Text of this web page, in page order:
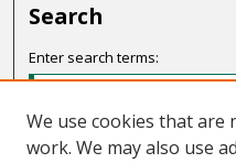
Search
Enter search terms:
We use cookies that are
work. We may also use